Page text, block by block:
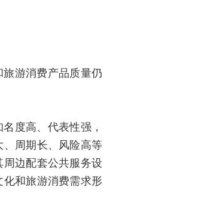
游消费产品质量仍
度高、代表性强，
周期长、风险高等
边配套公共服务设
和旅游消费需求形